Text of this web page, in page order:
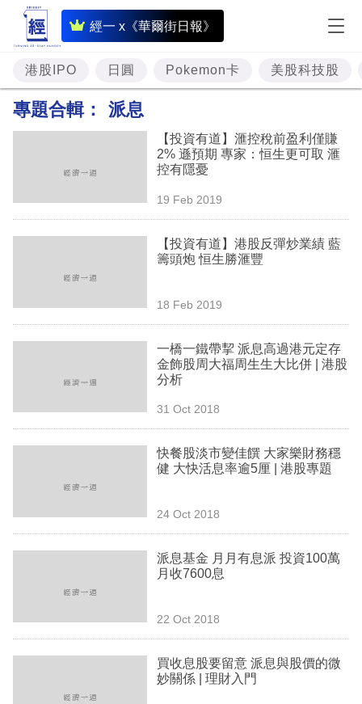
經一 x《華爾街日報》
即
時
財
經
資
樓
技
生
欄
港股IPO 日圓 Pokemon卡 美股科技股
專題合輯： 派息
【投資有道】滙控稅前盈利僅賺
2% 遜預期 專家：恒生更可取 滙
控有隱憂
19 Feb 2019
【投資有道】港股反彈炒業績 藍
籌頭炮 恒生勝滙豐
18 Feb 2019
一橋一鐵帶挈 派息高過港元定存
金飾股周大福周生生大比併 | 港股
分析
31 Oct 2018
快餐股淡市變佳饌 大家樂財務穩
健 大快活息率逾5厘 | 港股專題
24 Oct 2018
派息基金 月月有息派 投資100萬
月收7600息
22 Oct 2018
買收息股要留意 派息與股價的微
妙關係 | 理財入門